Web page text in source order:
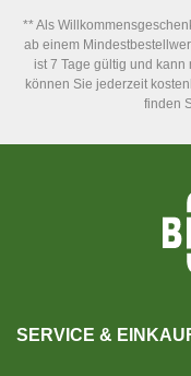
** Als
ab einem
ist 7 Tage gültig und
können Sie jederzeit
finden
SERVICE &